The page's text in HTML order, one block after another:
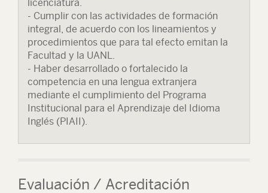
licenciatura.
- Cumplir con las actividades de formación
integral, de acuerdo con los lineamientos y
procedimientos que para tal efecto emitan la
Facultad y la UANL.
- Haber desarrollado o fortalecido la
competencia en una lengua extranjera
mediante el cumplimiento del Programa
Institucional para el Aprendizaje del Idioma
Inglés (PIAII).
Evaluación / Acreditación